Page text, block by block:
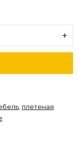
, плетеная